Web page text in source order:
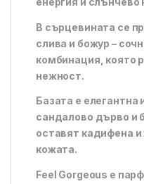
В сърцевината се
слива и божур –
комбинация, която
нежност.
Базата е елегантна
сандалово дърво и
оставят кадифена
кожата.
Feel Gorgeous е